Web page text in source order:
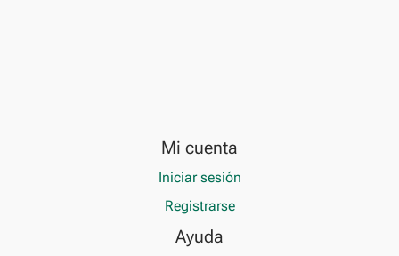
Mi cuenta
Iniciar sesión
Registrarse
Ayuda